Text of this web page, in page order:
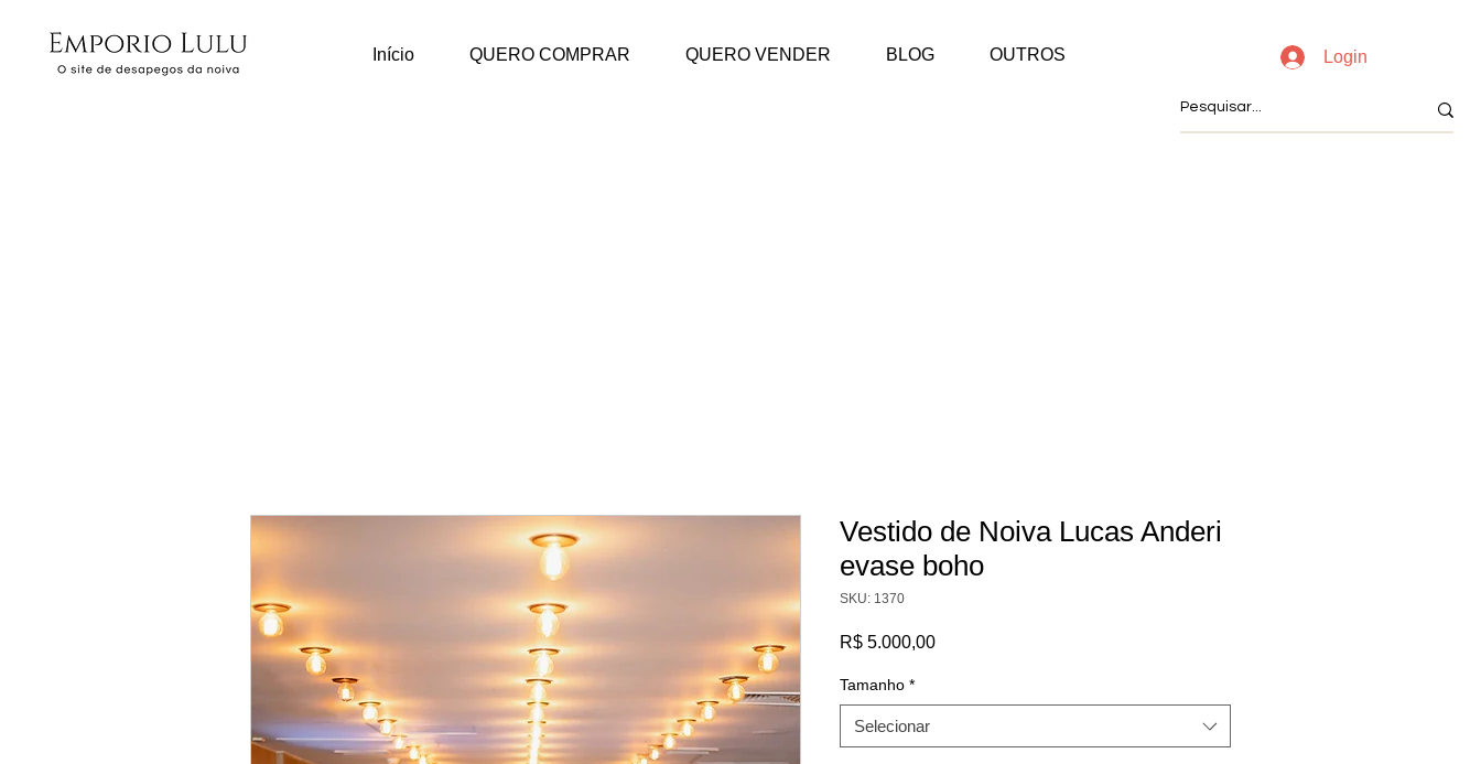
Início QUERO COMPRAR QUERO VENDER BLOG OUTROS Login
Vestido de Noiva Lucas Anderi
evase boho
SKU: 1370
R$ 5.000,00Preço
Tamanho *
Selecionar